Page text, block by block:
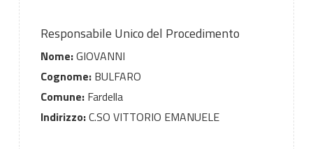
Responsabile Unico del Procedimento
Nome:GIOVANNI
Cognome:BULFARO
Comune:Fardella
Indirizzo:C.SO VITTORIO EMANUELE